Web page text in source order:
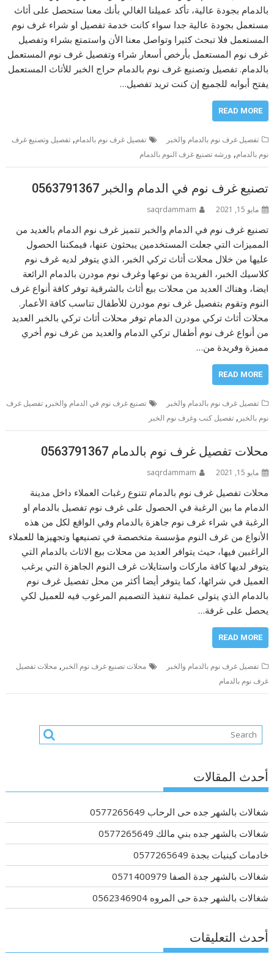
بالدمام بجودة عالية، تأكد عميلنا الغالي بأنك معنا ستحصل على أثاث
مستعمل بجودة عالية جدا سواء كانت خدمة تفصيل او شراء غرف نوم
المستعمل فلا تبحث كثيرا وتواصل معنا الأن واستمتع بشراء وتفصيل
غرف نوم المستعمل بأرخص أسعار شراء وتفصيل غرف نوم المستعمل
بالدمام. تفصيل وتصنيع غرف نوم بالدمام حراج الخبر للأثاث المستعمل
يفتح أبوابه للجميع إن كنت تريد تفصيل…
READ MORE
تفصيل غرف نوم بالدمام والخبر تفصيل غرف نوم بالدمام,تفصيل وتصنيع غرف
نوم بالدمام, ورشه تصنيع غرف النوم بالدمام
تصنيع غرف نوم في الدمام والخبر 0563791367
مايو 15, 2021 saqrdammam
تصنيع غرف نوم في الدمام والخبر تتميز غرف نوم الدمام بالعديد من
المميزات التي جعلت المستخدمين يبحثون عنها، فيمكننا الحصول
عليها من خلال محلات أثاث تركي الخبر، الذي يتوفر لديه غرف نوم
كلاسيك الخبر، الفريدة من نوعها وغرف نوم مودرن بالدمام الرائعة
ايضا، وهناك العديد من محلات بيع أثاث بالشرقية توفر كافة أنواع غرف
النوم وتقوم بتفصيل غرف نوم مودرن للأطفال تناسب كافة الأعمار.
محلات أثاث تركي مودرن الدمام توفر محلات أثاث تركي بالخبر العديد
من أنواع غرف نوم أطفال تركي الدمام والعديد من غرف نوم أخري
مميزة وفريدة من…
READ MORE
تفصيل غرف نوم بالدمام والخبر تصنيع غرف نوم في الدمام والخبر ,تفصيل غرف
نوم بالخبر ,تفصيل كنب وغرف نوم الخبر
محلات تفصيل غرف نوم بالدمام 0563791367
مايو 15, 2021 saqrdammam
محلات تفصيل غرف نوم بالدمام تتنوع رغبات العملاء داخل مدينة
الدمام ما بين الرغبة في الحصول على غرف نوم تفصيل بالدمام او
الرغبة في شراء غرف نوم جاهزة بالدمام وفي الواقع لكل من هذه
الأنواع من غرف النوم مؤسسة متخصصة في تصنيعها وتجهيزها للعملاء
الراغبين فيها، حيث يتوافر العديد من محلات بيع الاثاث بالدمام التي
يتوفر لديها كافة ماركات واستايلات غرف النوم الجاهزة التي يرغب
العميل في شرائها، كما يتوفر أيضا أكثر من محل تفصيل غرف نوم
بالدمام الذي يتولى عملية تنفيذ التصميم المرغوب فيه للعميل لكي
يحصل على غرفة…
READ MORE
تفصيل غرف نوم بالدمام والخبر محلات تصنيع غرف نوم الخبر ,محلات تفصيل
غرف نوم بالدمام
أحدث المقالات
شغالات بالشهر جده حى الرحاب 0577265649
شغالات بالشهر جده بني مالك 0577265649
خادمات كينيات بجدة 0577265649
شغالات بالشهر جدة الصفا 0571400979
شغالات بالشهر جدة حى المروه 0562346904
أحدث التعليقات